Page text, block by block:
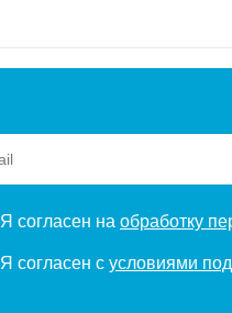
Я согласен на обработку
Я согласен с условиями